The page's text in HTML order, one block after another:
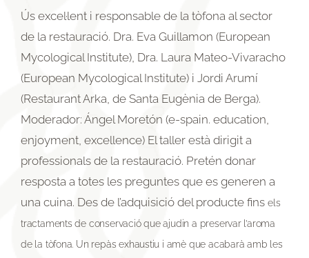
Ús excel·lent i responsable de la tòfona al sector
de la restauració. Dra. Eva Guillamon (European
Mycological Institute), Dra. Laura Mateo-Vivaracho
(European Mycological Institute) i Jordi Arumí
(Restaurant Arka, de Santa Eugènia de Berga).
Moderador: Ángel Moretón (e-spain. education,
enjoyment, excellence) El taller està dirigit a
professionals de la restauració. Pretén donar
resposta a totes les preguntes que es generen a
una cuina. Des de l’adquisició del producte fins els
tractaments de conservació que ajudin a preservar l’aroma
de la tòfona. Un repàs exhaustiu i amè que acabarà amb les